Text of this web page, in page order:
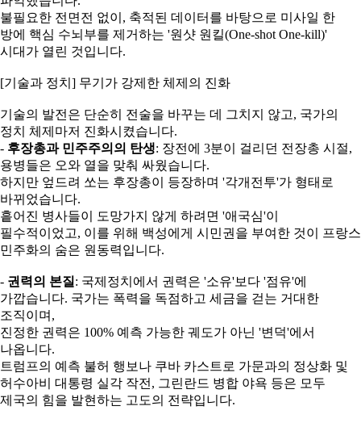
불필요한 전면전 없이, 축적된 데이터를 바탕으로 미사일 한
방에 핵심 수뇌부를 제거하는 '원샷 원킬(One-shot One-kill)'
시대가 열린 것입니다.
[기술과 정치] 무기가 강제한 체제의 진화
기술의 발전은 단순히 전술을 바꾸는 데 그치지 않고, 국가의
정치 체제마저 진화시켰습니다.
- 후장총과 민주주의의 탄생: 장전에 3분이 걸리던 전장총 시절,
용병들은 오와 열을 맞춰 싸웠습니다.
하지만 엎드려 쏘는 후장총이 등장하며 '각개전투'가 형태로
바뀌었습니다.
흩어진 병사들이 도망가지 않게 하려면 '애국심'이
필수적이었고, 이를 위해 백성에게 시민권을 부여한 것이 프랑스
민주화의 숨은 원동력입니다.
- 권력의 본질 : 국제정치에서 권력은 '소유'보다 '점유'에
가깝습니다. 국가는 폭력을 독점하고 세금을 걷는 거대한
조직이며,
진정한 권력은 100% 예측 가능한 궤도가 아닌 '변덕'에서
나옵니다.
트럼프의 예측 불허 행보나 쿠바 카스트로 가문과의 정상화 및
허수아비 대통령 실각 작전, 그린란드 병합 야욕 등은 모두
제국의 힘을 발현하는 고도의 전략입니다.